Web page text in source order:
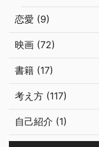
恋愛 (9)
映画 (72)
書籍 (17)
考え方 (117)
自己紹介 (1)